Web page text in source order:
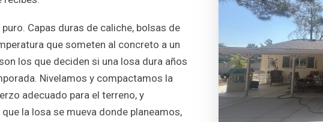
Capas duras de caliche, bolsas de
que someten al concreto a un
los que deciden si una losa dura años
Nivelamos y compactamos la
adecuado para el terreno, y
la losa se mueva donde planeamos,